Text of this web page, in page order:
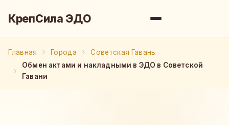
КрепСила ЭДО
Главная Города
Советская Гавань
Обмен актами и накладными в ЭДО в Советской
Гавани